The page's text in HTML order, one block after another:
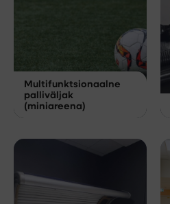
Multifunktsionaalne
palliväljak
(miniareena)